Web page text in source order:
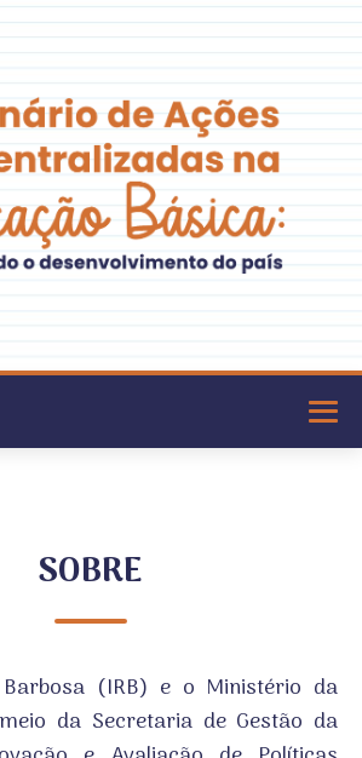
SOBRE
(IRB) e o Ministério da
da Secretaria de Gestão da